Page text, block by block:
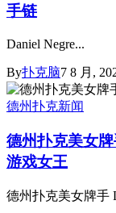
手链
Daniel Negre...
By扑克脑7 8 月,
德州扑克新闻
德州扑克美女
游戏女王
德州扑克美女牌手